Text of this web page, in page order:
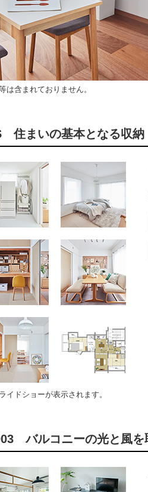
含まれておりません。
住まいの基本となる収納
ドショーが表示されます。
バルコニーの光と風を